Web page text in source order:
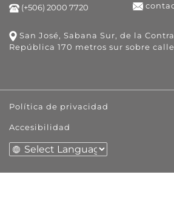
San José, Sabana Sur, de la
República 170 metros sur sobre
(+506) 2000 7720
Política de privacidad
Accesibilidad